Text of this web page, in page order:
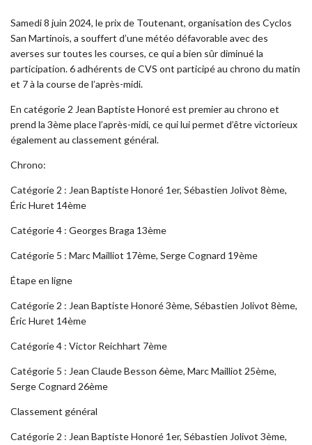
Samedi 8 juin 2024, le prix de Toutenant, organisation des Cyclos
San Martinois, a souffert d’une météo défavorable avec des
averses sur toutes les courses, ce qui a bien sûr diminué la
participation. 6 adhérents de CVS ont participé au chrono du matin
et 7 à la course de l’après-midi.
En catégorie 2 Jean Baptiste Honoré est premier au chrono et
prend la 3ème place l’après-midi, ce qui lui permet d’être victorieux
également au classement général.
Chrono:
Catégorie 2 : Jean Baptiste Honoré 1er, Sébastien Jolivot 8ème,
Éric Huret 14ème
Catégorie 4 : Georges Braga 13ème
Catégorie 5 : Marc Mailliot 17ème, Serge Cognard 19ème
Étape en ligne
Catégorie 2 : Jean Baptiste Honoré 3ème, Sébastien Jolivot 8ème,
Éric Huret 14ème
Catégorie 4 : Victor Reichhart 7ème
Catégorie 5 : Jean Claude Besson 6ème, Marc Mailliot 25ème,
Serge Cognard 26ème
Classement général
Catégorie 2 : Jean Baptiste Honoré 1er, Sébastien Jolivot 3ème,